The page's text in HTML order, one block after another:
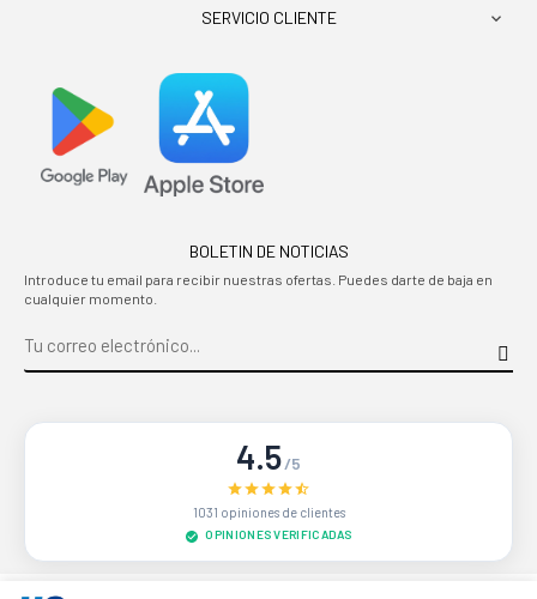
SERVICIO CLIENTE 
BOLETIN DE NOTICIAS
Introduce tu email para recibir nuestras ofertas. Puedes darte de baja en
cualquier momento.
4.5/5
1031 opiniones de clientes
OPINIONES VERIFICADAS